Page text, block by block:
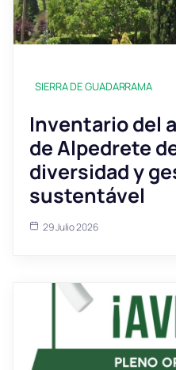
SIERRA DE GUADARRAMA
Inventario del
de Alpedrete
diversidad y
sustentável
29 Julio 2026